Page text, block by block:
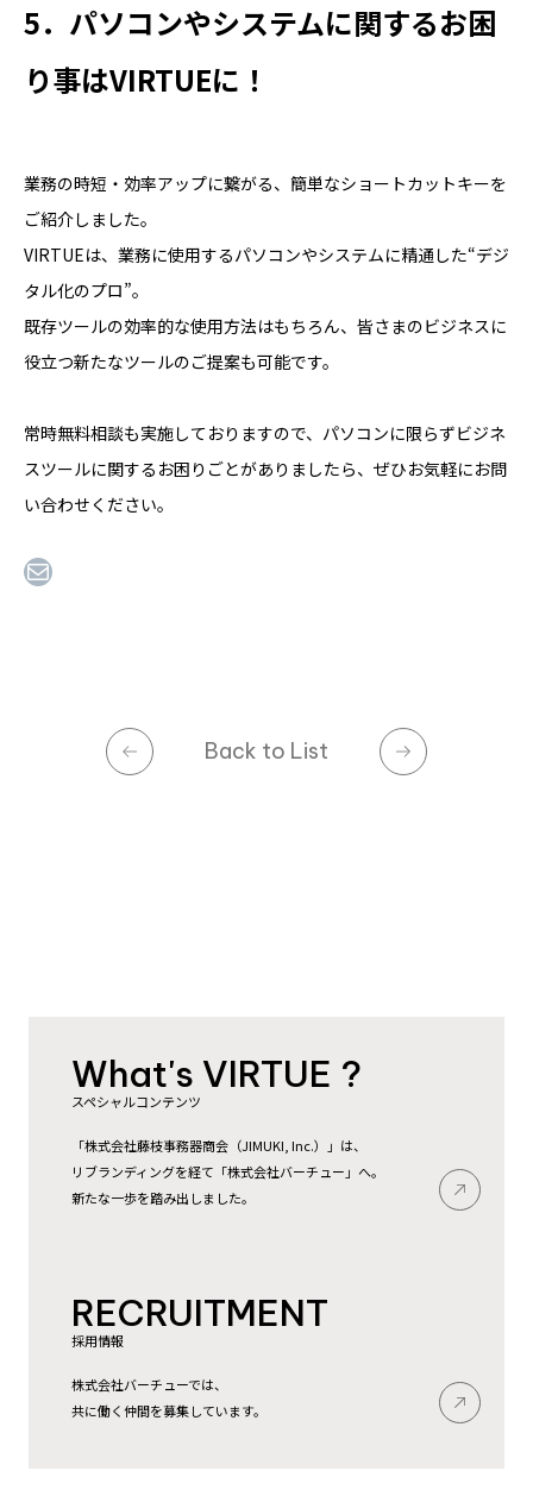
5．パソコンやシステムに関するお困
り事はVIRTUEに！
業務の時短・効率アップに繋がる、簡単なショートカットキーを
ご紹介しました。
VIRTUEは、業務に使用するパソコンやシステムに精通した“デジ
タル化のプロ”。
既存ツールの効率的な使用方法はもちろん、皆さまのビジネスに
役立つ新たなツールのご提案も可能です。
常時無料相談も実施しておりますので、パソコンに限らずビジネ
スツールに関するお困りごとがありましたら、ぜひお気軽にお問
い合わせください。
Mail
Back to List
What's VIRTUE ?
スペシャルコンテンツ
「株式会社藤枝事務器商会（JIMUKI, Inc.）」は、
リブランディングを経て「株式会社バーチュー」へ。
新たな一歩を踏み出しました。
RECRUITMENT
採用情報
株式会社バーチューでは、
共に働く仲間を募集しています。